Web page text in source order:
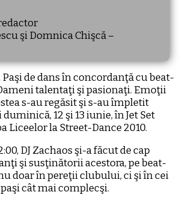
şi Domnica Chişcă –
de dans în concordanţă cu beat-
talentaţi şi pasionaţi. Emoţii
s-au regăsit şi s-au împletit
12 şi 13 iunie, în Jet Set
Liceelor la Street-Dance 2010.
DJ Zachaos şi-a făcut de cap
şi susţinătorii acestora, pe beat-
doar în pereţii clubului, ci şi în cei
cât mai complecşi.